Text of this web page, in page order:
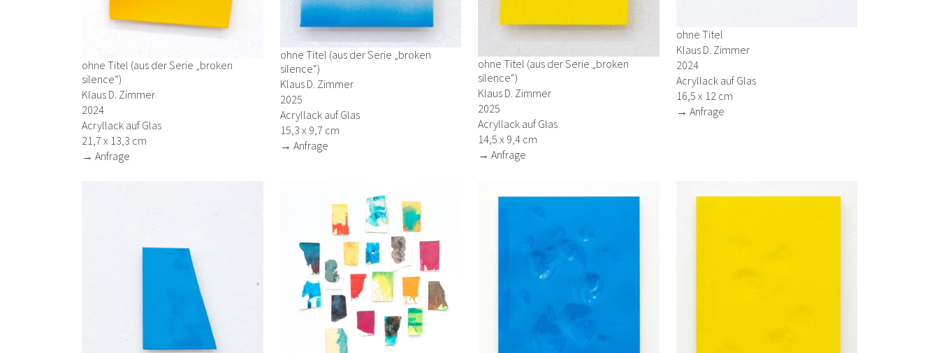
ohne Titel (aus der Serie „broken
silence“)
Klaus D. Zimmer
2024
Acryllack auf Glas
21,7 x 13,3 cm
→ Anfrage
ohne Titel (aus der Serie „broken
silence“)
Klaus D. Zimmer
2025
Acryllack auf Glas
15,3 x 9,7 cm
→ Anfrage
ohne Titel (aus der Serie „broken
silence“)
Klaus D. Zimmer
2025
Acryllack auf Glas
14,5 x 9,4 cm
→ Anfrage
ohne Titel
Klaus D. Zimmer
2024
Acryllack auf Glas
16,5 x 12 cm
→ Anfrage